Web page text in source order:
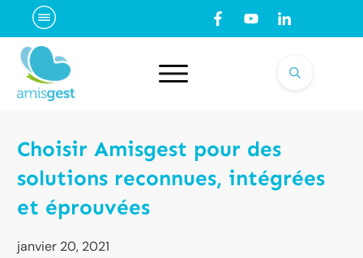
Choisir Amisgest pour des
solutions reconnues, intégrées
et éprouvées
janvier 20, 2021